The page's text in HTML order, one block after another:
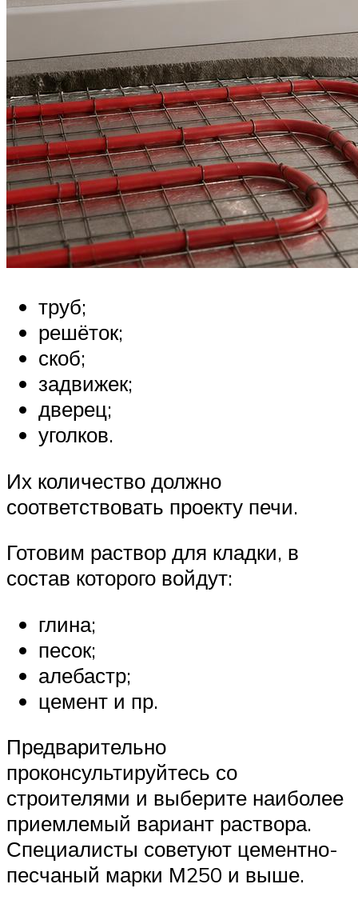
труб;
решёток;
скоб;
задвижек;
дверец;
уголков.
Их количество должно
соответствовать проекту печи.
Готовим раствор для кладки, в
состав которого войдут:
глина;
песок;
алебастр;
цемент и пр.
Предварительно
проконсультируйтесь со
строителями и выберите наиболее
приемлемый вариант раствора.
Специалисты советуют цементно-
песчаный марки М250 и выше.